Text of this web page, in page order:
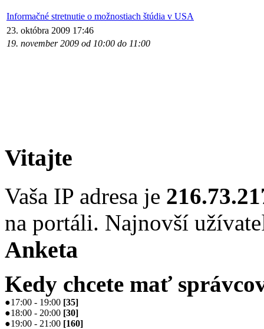
Informačné stretnutie o možnostiach štúdia v USA
23. októbra 2009 17:46
19. november 2009 od 10:00 do 11:00
Vitajte
Vaša IP adresa je
na portáli. Najnovší
Anketa
Kedy chcete mať
●17:00 - 19:00 [35]
●18:00 - 20:00 [30]
●19:00 - 21:00 [160]